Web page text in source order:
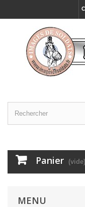
Panier (vide)
MENU